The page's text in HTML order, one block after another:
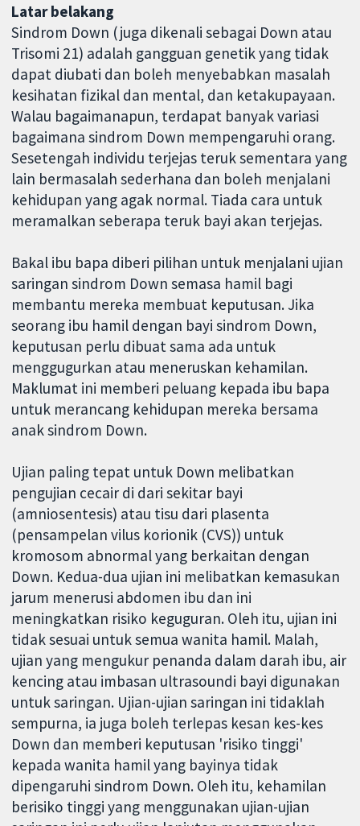
Latar belakang
Sindrom Down (juga dikenali sebagai Down atau
Trisomi 21) adalah gangguan genetik yang tidak
dapat diubati dan boleh menyebabkan masalah
kesihatan fizikal dan mental, dan ketakupayaan.
Walau bagaimanapun, terdapat banyak variasi
bagaimana sindrom Down mempengaruhi orang.
Sesetengah individu terjejas teruk sementara yang
lain bermasalah sederhana dan boleh menjalani
kehidupan yang agak normal. Tiada cara untuk
meramalkan seberapa teruk bayi akan terjejas.
Bakal ibu bapa diberi pilihan untuk menjalani ujian
saringan sindrom Down semasa hamil bagi
membantu mereka membuat keputusan. Jika
seorang ibu hamil dengan bayi sindrom Down,
keputusan perlu dibuat sama ada untuk
menggugurkan atau meneruskan kehamilan.
Maklumat ini memberi peluang kepada ibu bapa
untuk merancang kehidupan mereka bersama
anak sindrom Down.
Ujian paling tepat untuk Down melibatkan
pengujian cecair di dari sekitar bayi
(amniosentesis) atau tisu dari plasenta
(pensampelan vilus korionik (CVS)) untuk
kromosom abnormal yang berkaitan dengan
Down. Kedua-dua ujian ini melibatkan kemasukan
jarum menerusi abdomen ibu dan ini
meningkatkan risiko keguguran. Oleh itu, ujian ini
tidak sesuai untuk semua wanita hamil. Malah,
ujian yang mengukur penanda dalam darah ibu, air
kencing atau imbasan ultrasoundi bayi digunakan
untuk saringan. Ujian-ujian saringan ini tidaklah
sempurna, ia juga boleh terlepas kesan kes-kes
Down dan memberi keputusan 'risiko tinggi'
kepada wanita hamil yang bayinya tidak
dipengaruhi sindrom Down. Oleh itu, kehamilan
berisiko tinggi yang menggunakan ujian-ujian